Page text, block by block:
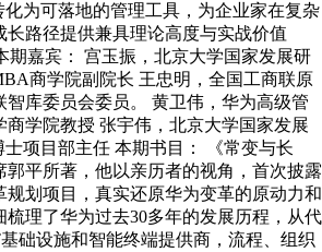
化为可落地的管理工具，为企业家在复杂
长路径提供兼具理论高度与实战价值
期嘉宾： 宫玉振，北京大学国家发展研
商学院副院长 王忠明，全国工商联原
智库委员会委员。 黄卫伟，华为高级管
商学院教授 张宇伟，北京大学国家发展
项目部主任 本期书目： 《常变与长
郭平所著，他以亲历者的视角，首次披露
规划项目，真实还原华为变革的原动力和
梳理了华为过去30多年的发展历程，从代
础设施和智能终端提供商，流程、组织